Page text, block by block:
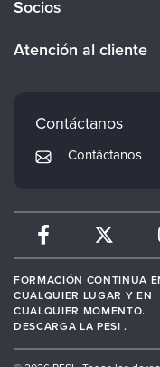
Empleos
Socios
Evergreen Certifications
Therapist.com
Atención al cliente
Preguntas frecuentes
Mi cuenta
Contáctanos
Contáctanos
FORMACIÓN CONTINUA
CUALQUIER LUGAR Y EN
CUALQUIER MOMENTO.
DESCARGA LA PESI .